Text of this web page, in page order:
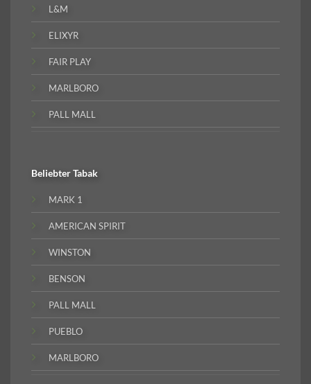
L&M
ELIXYR
FAIR PLAY
MARLBORO
PALL MALL
BeliebterTabak
MARK 1
AMERICAN SPIRIT
WINSTON
BENSON
PALL MALL
PUEBLO
MARLBORO